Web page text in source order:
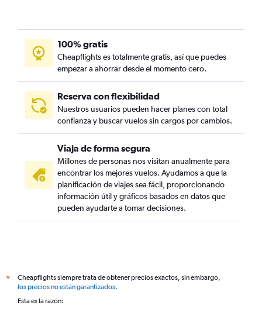
100% gratis
Cheapflights es totalmente gratis, así que puedes
empezar a ahorrar desde el momento cero.
Reserva con flexibilidad
Nuestros usuarios pueden hacer planes con total
confianza y buscar vuelos sin cargos por cambios.
Viaja de forma segura
Millones de personas nos visitan anualmente para
encontrar los mejores vuelos. Ayudamos a que la
planificación de viajes sea fácil, proporcionando
información útil y gráficos basados en datos que
pueden ayudarte a tomar decisiones.
*
Cheapflights siempre trata de obtener precios exactos, sin embargo,
los precios no están garantizados.
Esta es la razón: